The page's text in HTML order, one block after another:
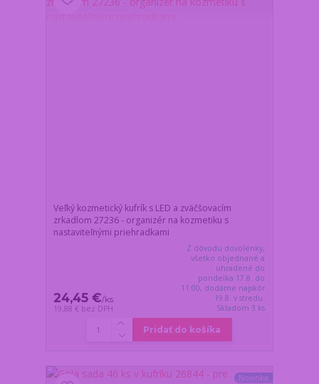
Veľký kozmetický kufrík s LED a zväčšovacím
zrkadlom 27236 - organizér na kozmetiku s
nastaviteľnými priehradkami
24,45 €/ks
19,88 € bez DPH
Z dôvodu dovolenky,
všetko objednané a
uhradené do
pondelka 17.8. do
11:00, dodáme najskôr
19.8. v stredu.
Skladom 3 ks
Pridať do košíka
Novinka